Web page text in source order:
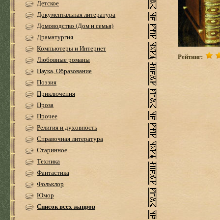
Детское
Документальная литература
Домоводство (Дом и семья)
Драматургия
Компьютеры и Интернет
Любовные романы
Наука, Образование
Поэзия
Приключения
Проза
Прочее
Религия и духовность
Справочная литература
Старинное
Техника
Фантастика
Фольклор
Юмор
Список всех жанров
Рейтинг: